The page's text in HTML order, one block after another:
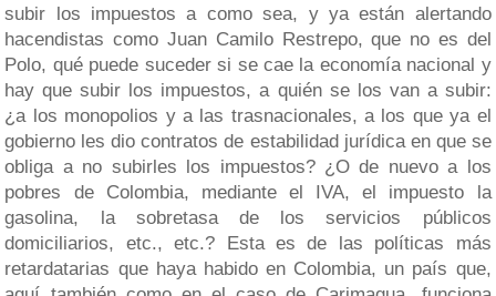
subir los impuestos a como sea, y ya están alertando
hacendistas como Juan Camilo Restrepo, que no es del
Polo, qué puede suceder si se cae la economía nacional y
hay que subir los impuestos, a quién se los van a subir:
¿a los monopolios y a las trasnacionales, a los que ya el
gobierno les dio contratos de estabilidad jurídica en que se
obliga a no subirles los impuestos? ¿O de nuevo a los
pobres de Colombia, mediante el IVA, el impuesto la
gasolina, la sobretasa de los servicios públicos
domiciliarios, etc., etc.? Esta es de las políticas más
retardatarias que haya habido en Colombia, un país que,